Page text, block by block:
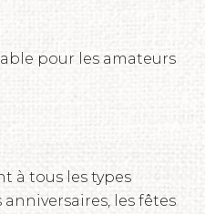
pour les amateurs
à tous les types
les fêtes